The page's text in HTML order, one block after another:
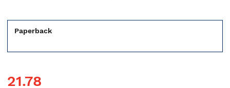
Paperback
21.78